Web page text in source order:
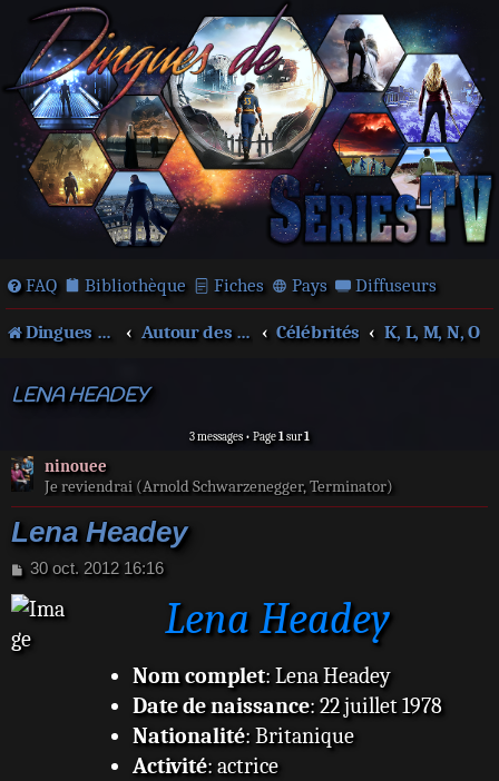
FAQ Bibliothèque Fiches Pays Diffuseurs
Dingues de séries télé ! Autour des films et séries Célébrités K, L, M, N, O
LENA HEADEY
3 messages • Page1sur1
ninouee
Je reviendrai (Arnold Schwarzenegger, Terminator)
Lena Headey
M
s
a
30 oct. 2012 16:16
Lena Headey
Nom complet: Lena Headey
Date de naissance: 22 juillet 1978
Nationalité: Britanique
Activité: actrice